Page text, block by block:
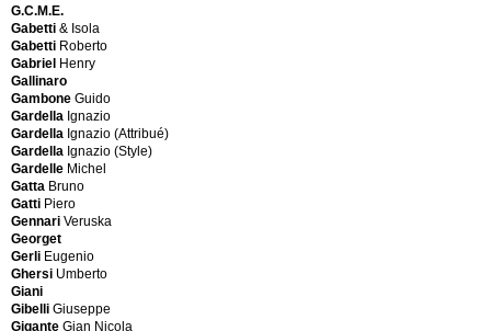
Dell'Acqua
Corrado
Carruthers
Richard
Caruso
Nino
Carwardine
George
(Style)
Casagrande
Casanova
&
Gasperini
Cassi
&
Ramelli
Castelli
Anna
Castiglioni
De
Poli
De
Poli
(Style)
De
Sede
De
Sede
(attributed)
De
Sede
(Style)
Demosmobilia
Denmark
Design
M
(Ingo
Maurer)
G.C.M.E.
Gabetti & Isola
Gabetti Roberto
Gabriel Henry
Gallinaro
Gambone Guido
Gardella Ignazio
Gardella Ignazio (Attribué)
Gardella Ignazio (Style)
Gardelle Michel
Gatta Bruno
Gatti Piero
Gennari Veruska
Georget
Gerli Eugenio
Ghersi Umberto
Giani
Gibelli Giuseppe
Gigante Gian Nicola